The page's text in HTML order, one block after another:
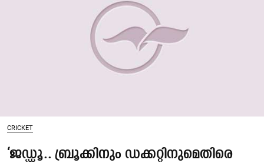
CRICKET
‘ജഡ്ഡൂ.. ബ്രൂക്കിനും ഡക്കറ്റിനുമെതിരെ